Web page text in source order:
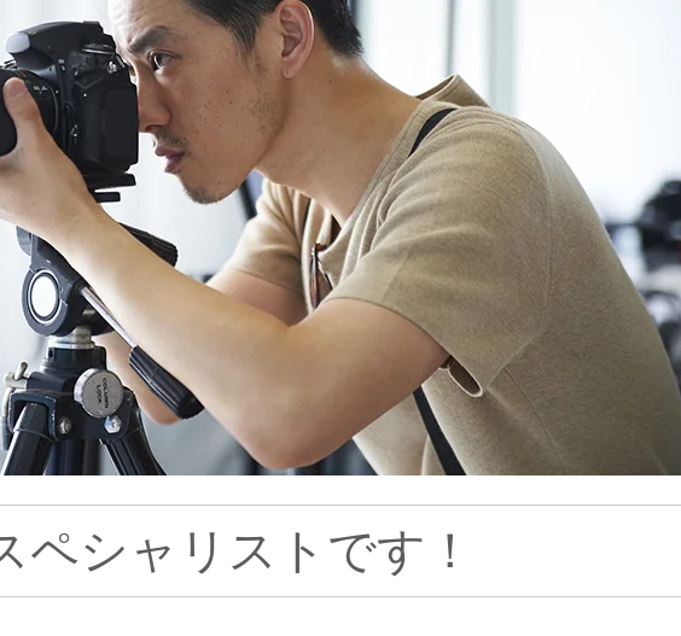
ペシャリストです！